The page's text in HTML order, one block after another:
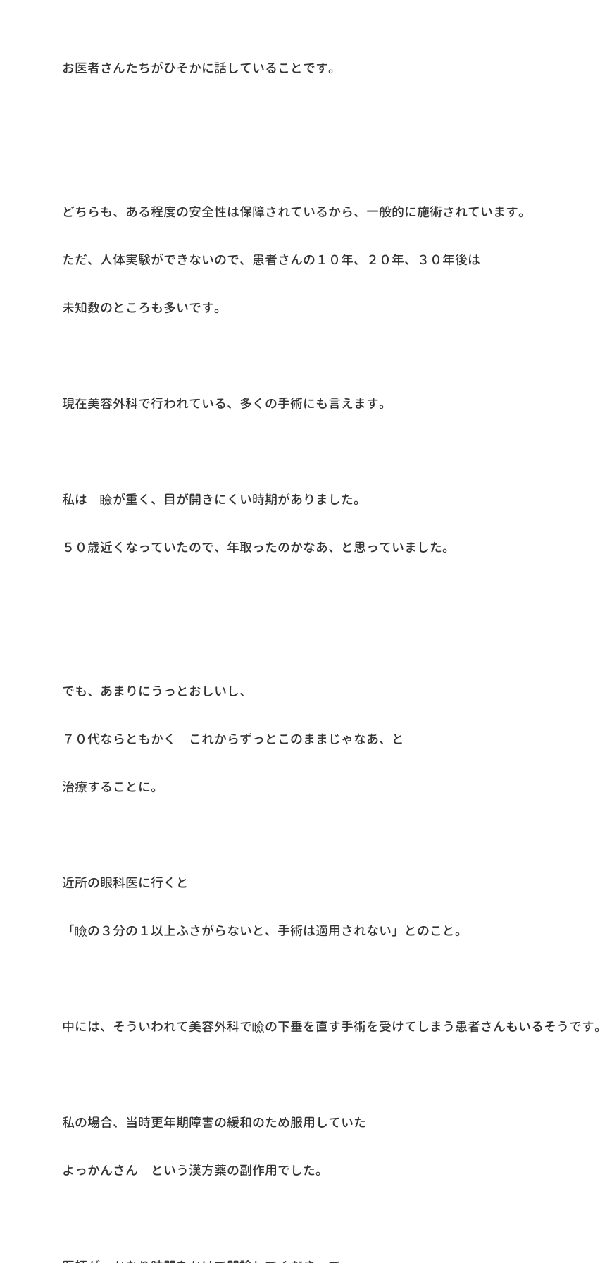
お医者さんたちがひそかに話していることです。
どちらも、ある程度の安全性は保障されているから、一般的に施術されています。
ただ、人体実験ができないので、患者さんの１０年、２０年、３０年後は
未知数のところも多いです。
現在美容外科で行われている、多くの手術にも言えます。
私は 瞼が重く、目が開きにくい時期がありました。
５０歳近くなっていたので、年取ったのかなあ、と思っていました。
でも、あまりにうっとおしいし、
７０代ならともかく これからずっとこのままじゃなあ、と
治療することに。
近所の眼科医に行くと
「瞼の３分の１以上ふさがらないと、手術は適用されない」とのこと。
中には、そういわれて美容外科で瞼の下垂を直す手術を受けてしまう患者さんもいるそうです。
私の場合、当時更年期障害の緩和のため服用していた
よっかんさん という漢方薬の副作用でした。